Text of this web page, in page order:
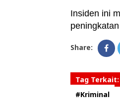
Insiden ini
Share:
Tag Terkait:
#Kriminal